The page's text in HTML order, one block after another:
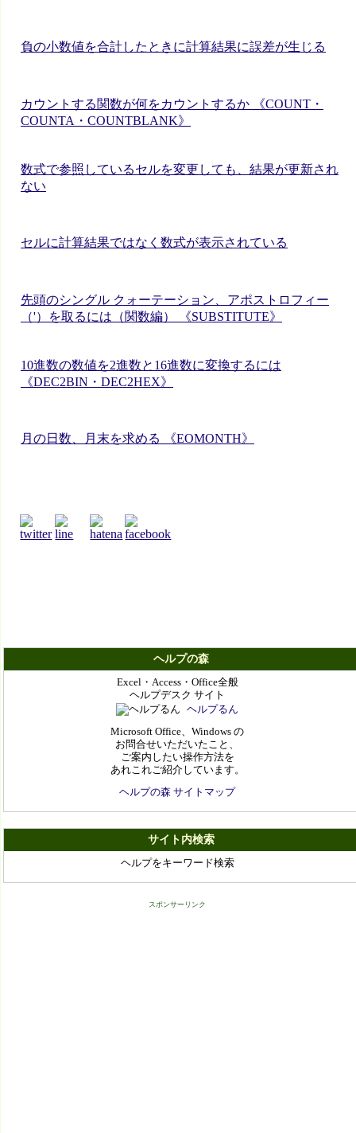
負の小数値を合計したときに計算結果に誤差が生じる
カウントする関数が何をカウントするか 《COUNT・
COUNTA・COUNTBLANK》
数式で参照しているセルを変更しても、結果が更新され
ない
セルに計算結果ではなく数式が表示されている
先頭のシングル クォーテーション、アポストロフィー
（'）を取るには（関数編） 《SUBSTITUTE》
10進数の数値を2進数と16進数に変換するには
《DEC2BIN・DEC2HEX》
月の日数、月末を求める 《EOMONTH》
ヘルプの森
Excel・Access・Office全般
ヘルプデスク サイト
ヘルプるん
Microsoft Office、Windows の
お問合せいただいたこと、
ご案内したい操作方法を
あれこれご紹介しています。
ヘルプの森 サイトマップ
サイト内検索
ヘルプをキーワード検索
スポンサーリンク